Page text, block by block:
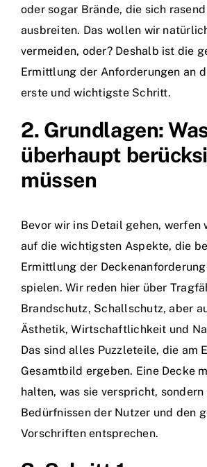
oder sogar Brände, die sich
ausbreiten. Das wollen wir
vermeiden, oder? Deshalb ist die
Ermittlung der Anforderungen an
erste und wichtigste Schritt.
2. Grundlagen:
überhaupt
müssen
Bevor wir ins Detail gehen, werfen
auf die wichtigsten Aspekte, die
Ermittlung der
spielen. Wir reden hier über
Brandschutz, Schallschutz, aber
Ästhetik, Wirtschaftlichkeit und
Das sind alles Puzzleteile, die am
Gesamtbild ergeben. Eine Decke
halten, was sie verspricht, sondern
Bedürfnissen der Nutzer und den
Vorschriften entsprechen.